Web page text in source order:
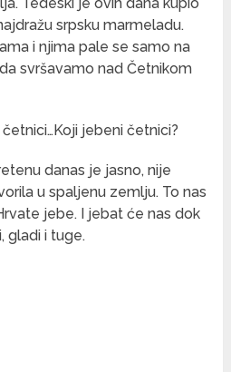
srpsku marmeladu.
i njima pale se samo na
svršavamo nad Četnikom
jebeni četnici?
danas je jasno, nije
u spaljenu zemlju. To nas
jebe. I jebat će nas dok
gladi i tuge.